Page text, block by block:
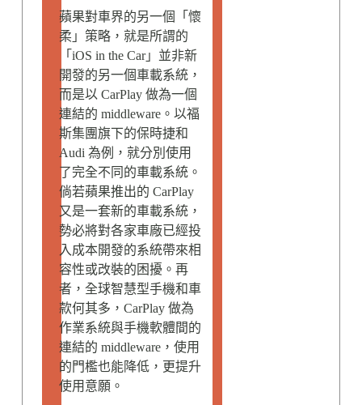
蘋果對車界的另一個「懷
柔」策略，就是所謂的
「iOS in the Car」並非新
開發的另一個車載系統，
而是以 CarPlay 做為一個
連結的 middleware。以福
斯集團旗下的保時捷和
Audi 為例，就分別使用
了完全不同的車載系統。
倘若蘋果推出的 CarPlay
又是一套新的車載系統，
勢必將對各家車廠已經投
入成本開發的系統帶來相
容性或改裝的困擾。再
者，全球智慧型手機和車
款何其多，CarPlay 做為
作業系統與手機軟體間的
連結的 middleware，使用
的門檻也能降低，更提升
使用意願。